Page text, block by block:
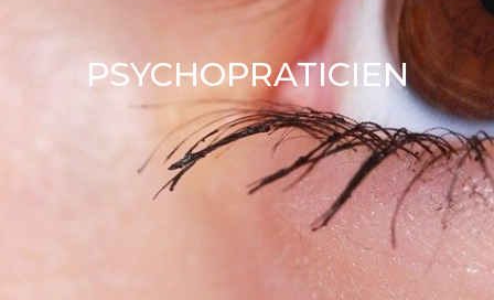
PSYCHOPRATICIEN